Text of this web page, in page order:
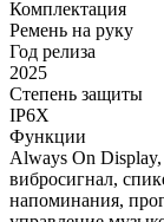
Комплектация
Ремень на руку
Год релиза
2025
Степень защиты
IP6X
Функции
Always On
вибросигнал,
напоминания,